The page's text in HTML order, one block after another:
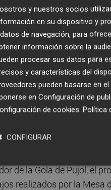
diligencia y concrete
a dedo por
vez que Antifraude
que se concrete la
a lo que solicita
modus operandi de
y societariamente, ha
de la Gola de Pujol, el
realizados por la
y nuestros socios
en su dispositivo y
de navegación, para
información sobre la
procesar sus datos para
y características del
pueden basarse en
en Configuración de
de cookies. Política
CONFIGURAR